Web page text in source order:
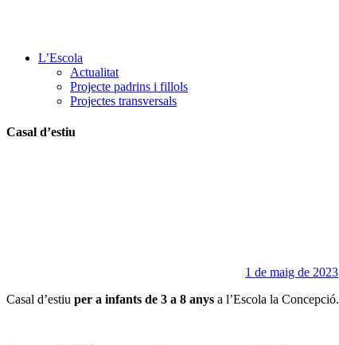
L’Escola
Actualitat
Projecte padrins i fillols
Projectes transversals
Casal d’estiu
1 de maig de 2023
Casal d’estiu per a infants de 3 a 8 anys a l’Escola la Concepció.